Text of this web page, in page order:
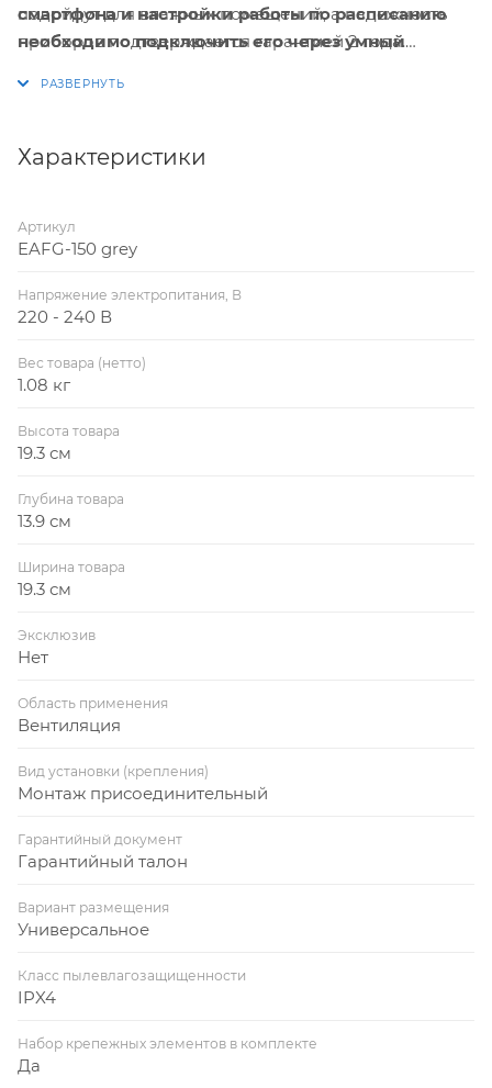
подойдут для влажных помещений, а надежность
приборов подтверждается гарантией 2 года.
смартфона и настройки работы по расписанию
необходимо подключить его через умный
Характеристики
Артикул
EAFG-150 grey
Напряжение электропитания, В
220 - 240 В
Вес товара (нетто)
1.08 кг
Высота товара
19.3 см
Глубина товара
13.9 см
Ширина товара
19.3 см
Эксклюзив
Нет
Область применения
Вентиляция
Вид установки (крепления)
Монтаж присоединительный
Гарантийный документ
Гарантийный талон
Вариант размещения
Универсальное
Класс пылевлагозащищенности
IPX4
Набор крепежных элементов в комплекте
Да